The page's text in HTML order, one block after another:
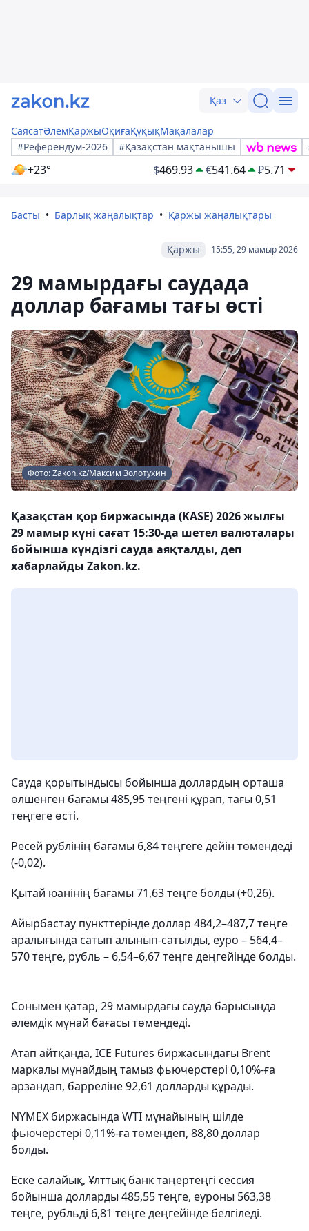
Қаз
СаясатӘлемҚаржыОқиғаҚұқықМақалалар
#Референдум-2026
#Қазақстан мақтанышы
+23° $469.93 €541.64 ₽5.71
Басты Барлық жаңалықтар Қаржы жаңалықтары
15:55, 29 мамыр 2026
Қаржы
29 мамырдағы саудада
доллар бағамы тағы өсті
Фото: Zakon.kz/Максим Золотухин
Қазақстан қор биржасында (KASE) 2026 жылғы
29 мамыр күні сағат 15:30-да шетел валюталары
бойынша күндізгі сауда аяқталды, деп
хабарлайды Zakon.kz.
Сауда қорытындысы бойынша доллардың орташа
өлшенген бағамы 485,95 теңгені құрап, тағы 0,51
теңгеге өсті.
Ресей рублінің бағамы 6,84 теңгеге дейін төмендеді
(-0,02).
Қытай юанінің бағамы 71,63 теңге болды (+0,26).
Айырбастау пункттерінде доллар 484,2–487,7 теңге
аралығында сатып алынып-сатылды, еуро – 564,4–
570 теңге, рубль – 6,54–6,67 теңге деңгейінде болды.
Сонымен қатар, 29 мамырдағы сауда барысында
әлемдік мұнай бағасы төмендеді.
Атап айтқанда, ICE Futures биржасындағы Brent
маркалы мұнайдың тамыз фьючерстері 0,10%-ға
арзандап, барреліне 92,61 долларды құрады.
NYMEX биржасында WTI мұнайының шілде
фьючерстері 0,11%-ға төмендеп, 88,80 доллар
болды.
Еске салайық, Ұлттық банк таңертеңгі сессия
бойынша долларды 485,55 теңге, еуроны 563,38
теңге, рубльді 6,81 теңге деңгейінде белгіледі.